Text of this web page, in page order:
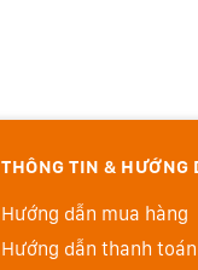
THÔNG TIN & HƯỚNG
Hướng dẫn mua hàng
Hướng dẫn thanh toán